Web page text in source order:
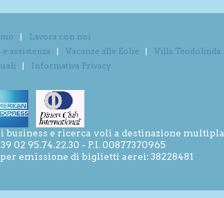
Lavora con noi
assistenza Vacanze alle Eolie
Villa Teodolinda
Informativa Privacy
business e ricerca voli a destinazione multipla
02 95.74.22.30 - P.I. 00877370965
emissione di biglietti aerei: 38228481